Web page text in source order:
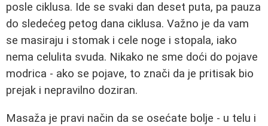
posle ciklusa. Ide se svaki dan deset puta, pa pauza
do sledećeg petog dana ciklusa. Važno je da vam
se masiraju i stomak i cele noge i stopala, iako
nema celulita svuda. Nikako ne sme doći do pojave
modrica - ako se pojave, to znači da je pritisak bio
prejak i nepravilno doziran.
Masaža je pravi način da se osećate bolje - u telu i